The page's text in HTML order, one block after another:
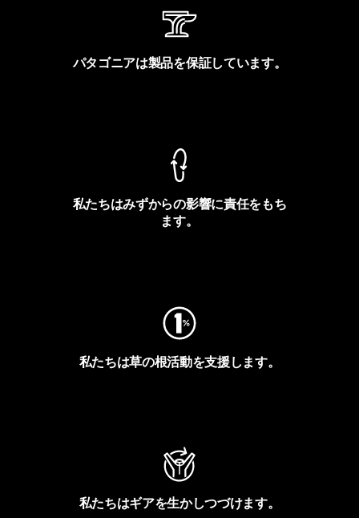
パタゴニアは製品を保証しています。
私たちはみずからの影響に責任をもち
ます。
私たちは草の根活動を支援します。
私たちはギアを生かしつづけます。